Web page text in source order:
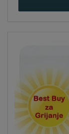
i drugim
Hitachi mono
restoranima i